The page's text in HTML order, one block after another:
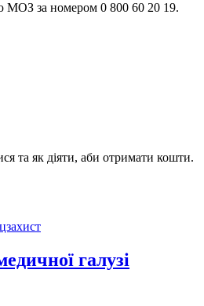
МОЗ за номером 0 800 60 20 19.
та як діяти, аби отримати кошти.
галузі